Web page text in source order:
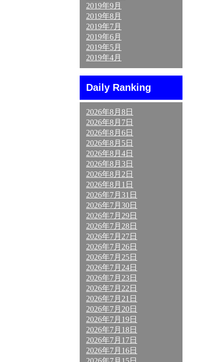
2019年9月
2019年8月
2019年7月
2019年6月
2019年5月
2019年4月
Daily Ranking
2026年8月8日
2026年8月7日
2026年8月6日
2026年8月5日
2026年8月4日
2026年8月3日
2026年8月2日
2026年8月1日
2026年7月31日
2026年7月30日
2026年7月29日
2026年7月28日
2026年7月27日
2026年7月26日
2026年7月25日
2026年7月24日
2026年7月23日
2026年7月22日
2026年7月21日
2026年7月20日
2026年7月19日
2026年7月18日
2026年7月17日
2026年7月16日